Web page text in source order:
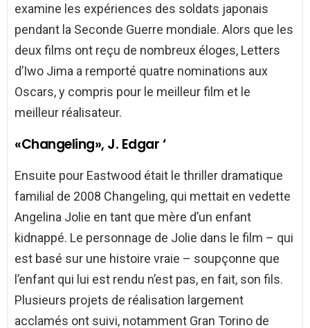
examine les expériences des soldats japonais
pendant la Seconde Guerre mondiale. Alors que les
deux films ont reçu de nombreux éloges, Letters
d’Iwo Jima a remporté quatre nominations aux
Oscars, y compris pour le meilleur film et le
meilleur réalisateur.
«Changeling», J. Edgar ‘
Ensuite pour Eastwood était le thriller dramatique
familial de 2008 Changeling, qui mettait en vedette
Angelina Jolie en tant que mère d’un enfant
kidnappé. Le personnage de Jolie dans le film – qui
est basé sur une histoire vraie – soupçonne que
l’enfant qui lui est rendu n’est pas, en fait, son fils.
Plusieurs projets de réalisation largement
acclamés ont suivi, notamment Gran Torino de